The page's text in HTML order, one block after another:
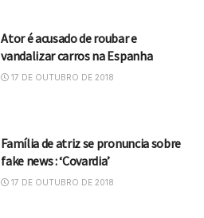
Ator é acusado de roubar e
vandalizar carros na Espanha
17 DE OUTUBRO DE 2018
Família de atriz se pronuncia sobre
fake news : ‘Covardia’
17 DE OUTUBRO DE 2018